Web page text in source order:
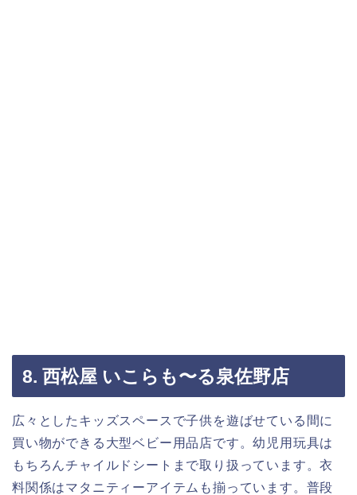
8. 西松屋 いこらも〜る泉佐野店
広々としたキッズスペースで子供を遊ばせている間に
買い物ができる大型ベビー用品店です。幼児用玩具は
もちろんチャイルドシートまで取り扱っています。衣
料関係はマタニティーアイテムも揃っています。普段